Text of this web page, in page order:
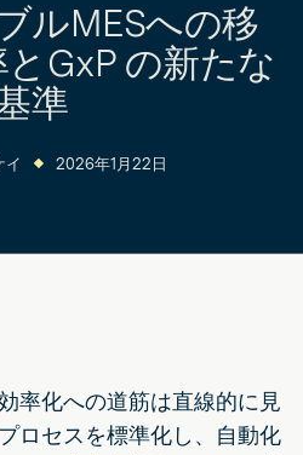
ルMESへの移
GxP の新たな
準
イ 2026年1月22日
率化への道筋は直線的に見
ロセスを標準化し、自動化